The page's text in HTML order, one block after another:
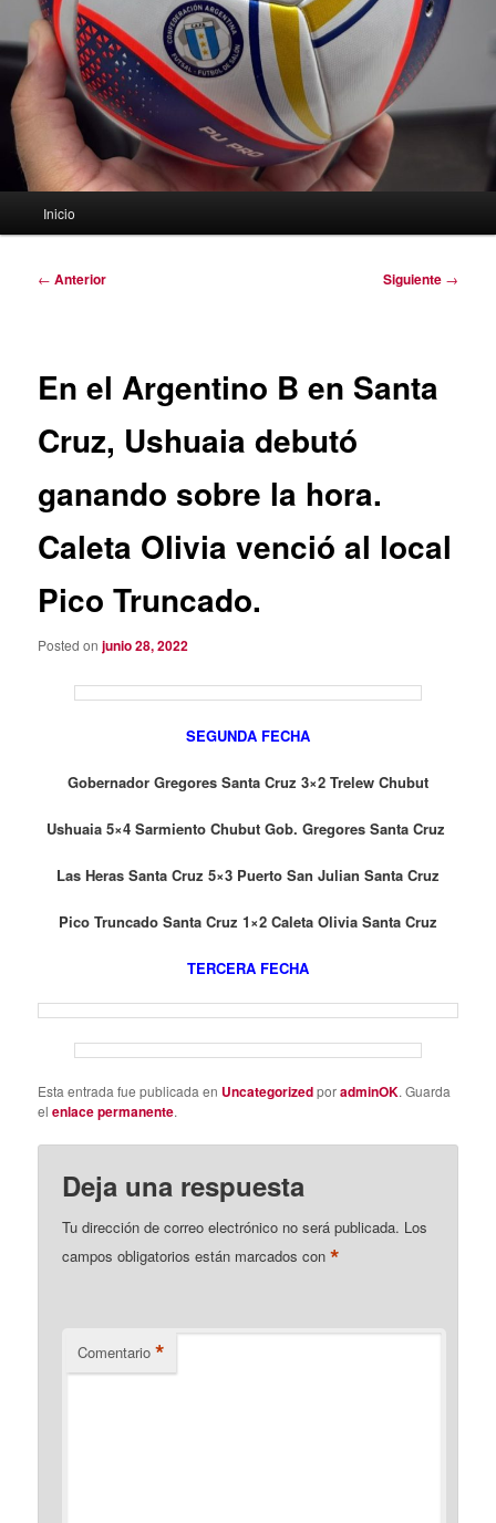
Inicio
Navegación
← Anterior Siguiente →
En el Argentino B en Santa
Cruz, Ushuaia debutó
ganando sobre la hora.
Caleta Olivia venció al local
Pico Truncado.
Posted onjunio 28, 2022
SEGUNDA FECHA
Gobernador Gregores Santa Cruz 3×2 Trelew Chubut
Ushuaia 5×4 Sarmiento Chubut Gob. Gregores Santa Cruz
Las Heras Santa Cruz 5×3 Puerto San Julian Santa Cruz
Pico Truncado Santa Cruz 1×2 Caleta Olivia Santa Cruz
TERCERA FECHA
Esta entrada fue publicada en UncategorizedporadminOK. Guarda
elenlace permanente.
Deja una respuesta
Tu dirección de correo electrónico no será publicada. Los
campos obligatorios están marcados con*
Comentario *